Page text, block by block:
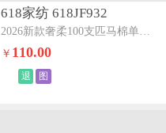
618家纺 618JF932
2026新款奢柔100支匹马棉单被套-海岛系列海岛灰
￥ 110.00
退 图